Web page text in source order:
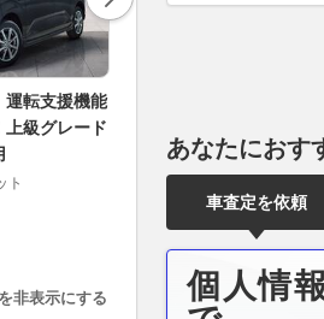
運転支援機能
上級グレード
ト
た「パジェロミニ（仮）
グーネット
非表示にする
あなたにおす
車査定を依頼
個人情報